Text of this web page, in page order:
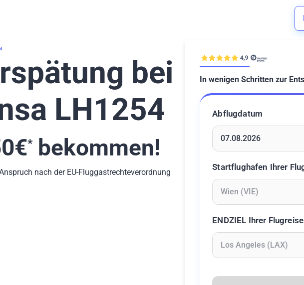
bei
LH1254
€*bekommen!
nach der EU-Fluggastrechteverordnung
In wenigen Schritten zur
Abflugdatum
Startflughafen Ihrer
ENDZIEL Ihrer Flugreise